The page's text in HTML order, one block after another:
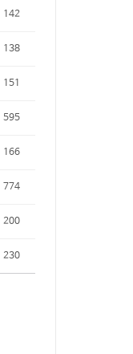
142
138
151
595
166
774
200
230